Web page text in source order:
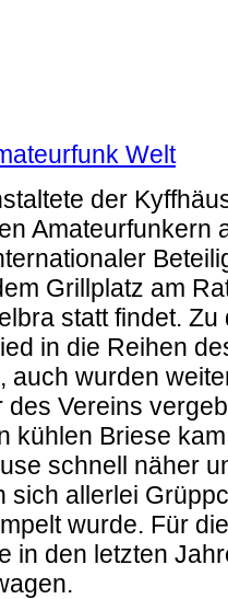
Welt
der
Amateurfunkern
Grillplatz am
statt findet.
in die Reihen
auch wurden
Vereins
kühlen Briese
schnell näher
sich allerlei
wurde. Für
in den letzten